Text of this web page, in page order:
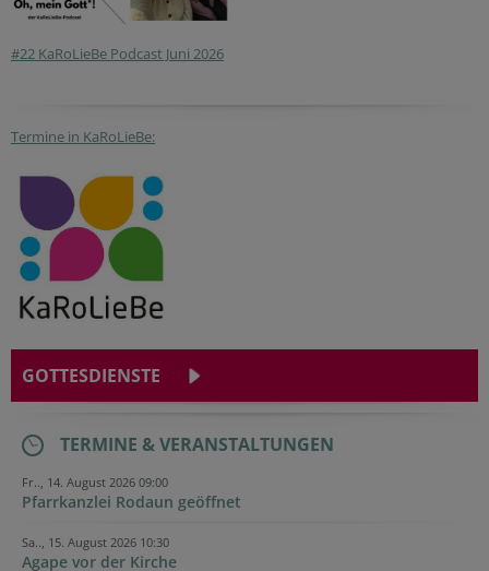
#22 KaRoLieBe Podcast Juni 2026
Termine in KaRoLieBe:
GOTTESDIENSTE
TERMINE & VERANSTALTUNGEN
Fr.., 14. August 2026 09:00
Pfarrkanzlei Rodaun geöffnet
Sa.., 15. August 2026 10:30
Agape vor der Kirche